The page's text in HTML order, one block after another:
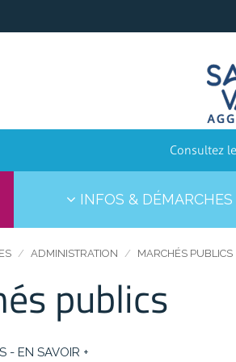
Consultez
INFOS & DÉMARCHES
ADMINISTRATION MARCHÉS PUBLICS
publics
- EN SAVOIR +